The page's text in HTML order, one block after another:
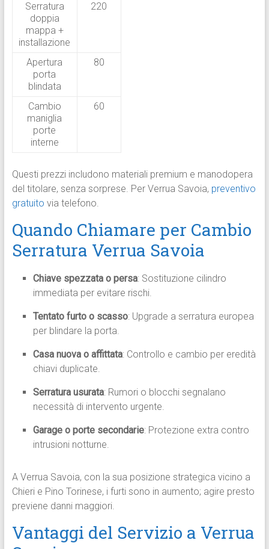
Serratura
doppia
mappa +
installazione
220
Apertura
porta
blindata
80
Cambio
maniglia
porte
interne
60
Questi prezzi includono materiali premium e manodopera
del titolare, senza sorprese. Per Verrua Savoia, preventivo
gratuito via telefono.
Quando Chiamare per Cambio
Serratura Verrua Savoia
Chiave spezzata o persa: Sostituzione cilindro
immediata per evitare rischi.
Tentato furto o scasso: Upgrade a serratura europea
per blindare la porta.
Casa nuova o affittata: Controllo e cambio per eredità
chiavi duplicate.
Serratura usurata: Rumori o blocchi segnalano
necessità di intervento urgente.
Garage o porte secondarie: Protezione extra contro
intrusioni notturne.
A Verrua Savoia, con la sua posizione strategica vicino a
Chieri e Pino Torinese, i furti sono in aumento; agire presto
previene danni maggiori.
Vantaggi del Servizio a Verrua